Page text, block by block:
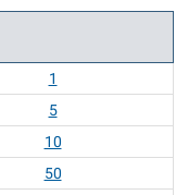
1
5
10
50